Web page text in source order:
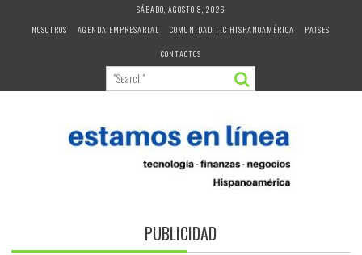
SÁBADO, AGOSTO 8, 2026
NOSOTROS
AGENDA EMPRESARIAL COMUNIDAD TIC HISPANOAMÉRICA
PAISES
CONTACTOS
PUBLICIDAD